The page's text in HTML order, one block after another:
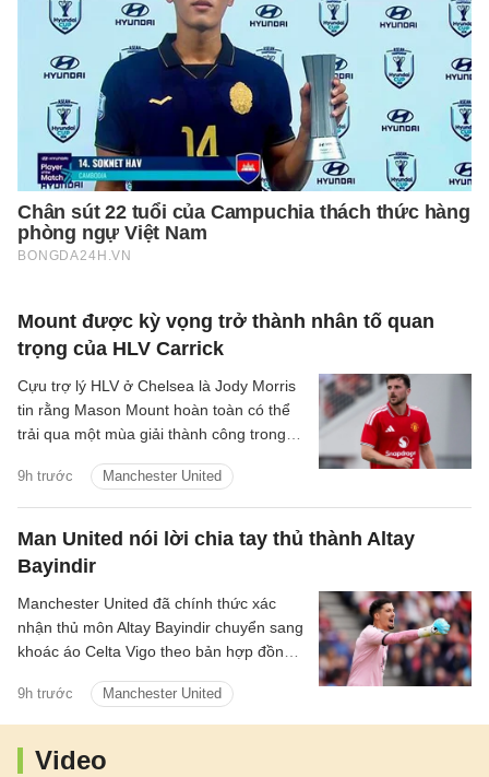
Mount được kỳ vọng trở thành nhân tố quan
trọng của HLV Carrick
9h trước Manchester United
Cựu trợ lý HLV ở Chelsea là Jody Morris
tin rằng Mason Mount hoàn toàn có thể
trải qua một mùa giải thành công trong
những nhân tố quan trọng dưới thời HLV
Michael Carrick.
Man United nói lời chia tay thủ thành Altay
Bayindir
9h trước Manchester United
Manchester United đã chính thức xác
nhận thủ môn Altay Bayindir chuyển sang
khoác áo Celta Vigo theo bản hợp đồng
Video